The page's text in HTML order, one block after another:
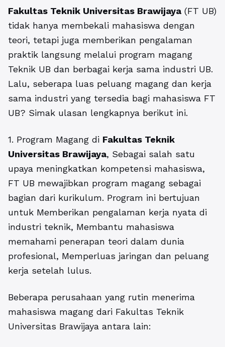
Fakultas Teknik Universitas Brawijaya (FT UB)
tidak hanya membekali mahasiswa dengan
teori, tetapi juga memberikan pengalaman
praktik langsung melalui program magang
Teknik UB dan berbagai kerja sama industri UB.
Lalu, seberapa luas peluang magang dan kerja
sama industri yang tersedia bagi mahasiswa FT
UB? Simak ulasan lengkapnya berikut ini.
1. Program Magang di Fakultas Teknik
Universitas Brawijaya, Sebagai salah satu
upaya meningkatkan kompetensi mahasiswa,
FT UB mewajibkan program magang sebagai
bagian dari kurikulum. Program ini bertujuan
untuk Memberikan pengalaman kerja nyata di
industri teknik, Membantu mahasiswa
memahami penerapan teori dalam dunia
profesional, Memperluas jaringan dan peluang
kerja setelah lulus.
Beberapa perusahaan yang rutin menerima
mahasiswa magang dari Fakultas Teknik
Universitas Brawijaya antara lain: